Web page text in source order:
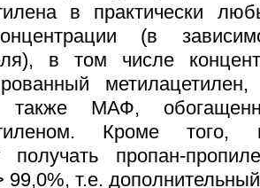
в практически
(в
в том числе
МАФ,
Кроме того,
получать пропан-
99,0%, т.е.